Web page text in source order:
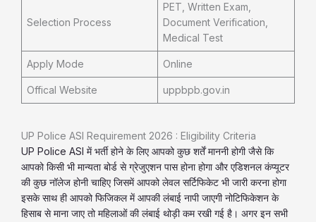
Selection Process
PET, Written Exam,
Document Verification,
Medical Test
Apply Mode Online
Offical Website uppbpb.gov.in
UP Police ASI Requirement 2026 : Eligibility Criteria
UP Police ASI में भर्ती होने के लिए आपको कुछ शर्तें माननी होगी जैसे कि
आपको किसी भी मान्यता बोर्ड से ग्रेजुएशन पास होना होगा और एडिशनल कंप्यूटर
की कुछ नॉलेज होनी चाहिए जिसमें आपको लेवल सर्टिफिकेट भी जारी करना होगा
इसके साथ ही आपको फिजिकल में आपकी लंबाई नापी जाएगी नोटिफिकेशन के
हिसाब से माना जाए तो महिलाओं की लंबाई थोड़ी कम रखी गई है। अगर इन सभी